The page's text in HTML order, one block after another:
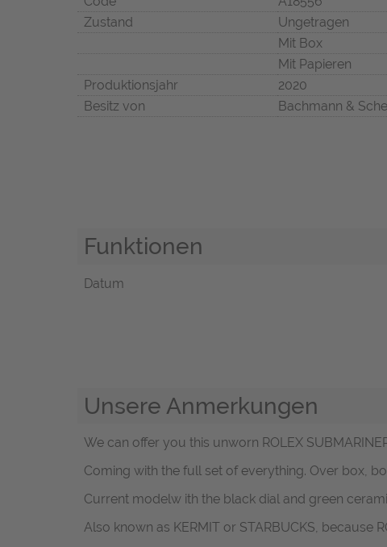
Zustand
Ungetragen
Mit Box
Mit Papieren
Produktionsjahr
2020
Besitz von
Bachmann &
Funktionen
Datum
Unsere Anmerkungen
We can offer you this unworn ROLEX
Coming with the full set of everything. Over box,
Current modelw ith the black dial and green
Also known as KERMIT or STARBUCKS, because